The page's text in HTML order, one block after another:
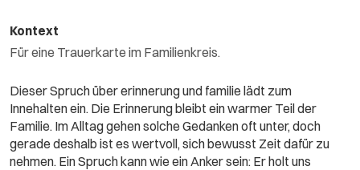
Kontext
Für eine Trauerkarte im Familienkreis.
Dieser Spruch über erinnerung und familie lädt zum
Innehalten ein. Die Erinnerung bleibt ein warmer Teil der
Familie. Im Alltag gehen solche Gedanken oft unter, doch
gerade deshalb ist es wertvoll, sich bewusst Zeit dafür zu
nehmen. Ein Spruch kann wie ein Anker sein: Er holt uns